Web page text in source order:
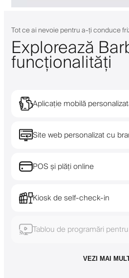
Tot ce ai nevoie pentru a-ți conduce
Explorează
funcționalități
Aplicație mobilă
Site web personalizat cu
POS și plăți online
Kiosk de self-check-in
Tablou de programări
VEZI MAI